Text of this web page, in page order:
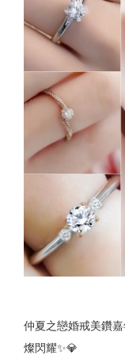
仲夏之戀婚戒美鑽
燦閃耀✨💎